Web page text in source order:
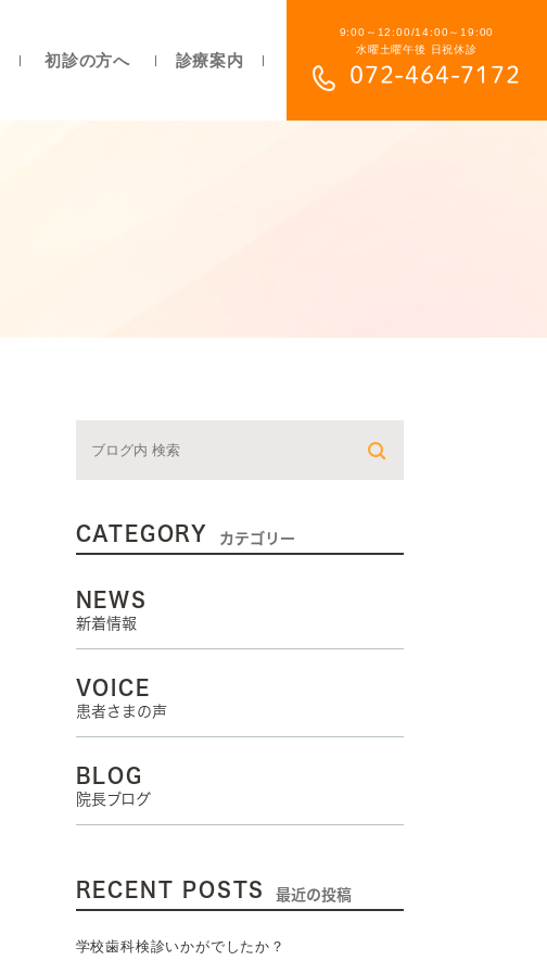
9:00～12:00/14:00～19:00
水曜土曜午後 日祝休診
072-464-7172
初診の方へ 診療案内
CATEGORY カテゴリー
NEWS
新着情報
VOICE
患者さまの声
BLOG
院長ブログ
RECENT POSTS 最近の投稿
学校歯科検診いかがでしたか？